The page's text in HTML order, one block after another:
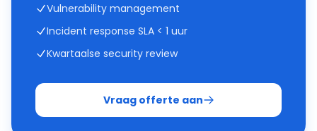
Vulnerability management
Incident response SLA < 1 uur
Kwartaalse security review
Vraag offerte aan